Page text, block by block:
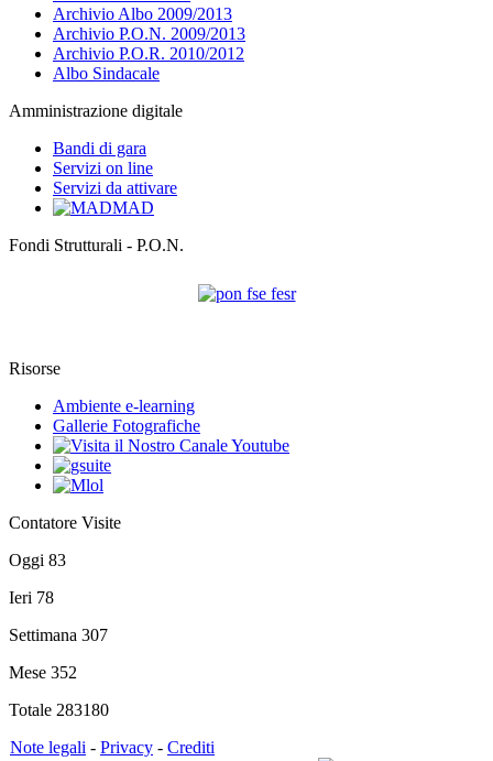
Archivio Albo 2009/2013
Archivio P.O.N. 2009/2013
Archivio P.O.R. 2010/2012
Albo Sindacale
Amministrazione digitale
Bandi di gara
Servizi on line
Servizi da attivare
MAD
Fondi Strutturali - P.O.N.
Risorse
Ambiente e-learning
Gallerie Fotografiche
Contatore Visite
Oggi 83
Ieri 78
Settimana 307
Mese 352
Totale 283180
Note legali - Privacy - Crediti